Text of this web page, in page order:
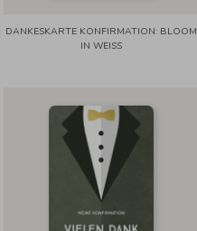
DANKESKARTE KONFIRMATION: BLOOM
IN WEISS